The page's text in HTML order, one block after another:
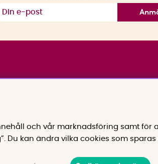
och vår marknadsföring samt för
Du kan ändra vilka cookies som sparas